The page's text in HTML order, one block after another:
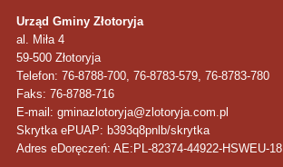
Urząd Gminy Złotoryja
al. Miła 4
59-500 Złotoryja
Telefon: 76-8788-700, 76-8783-579, 76-8783-780
Faks: 76-8788-716
E-mail: gminazlotoryja@zlotoryja.com.pl
Skrytka ePUAP: b393q8pnlb/skrytka
Adres eDoręczeń: AE:PL-82374-44922-HSWEU-18